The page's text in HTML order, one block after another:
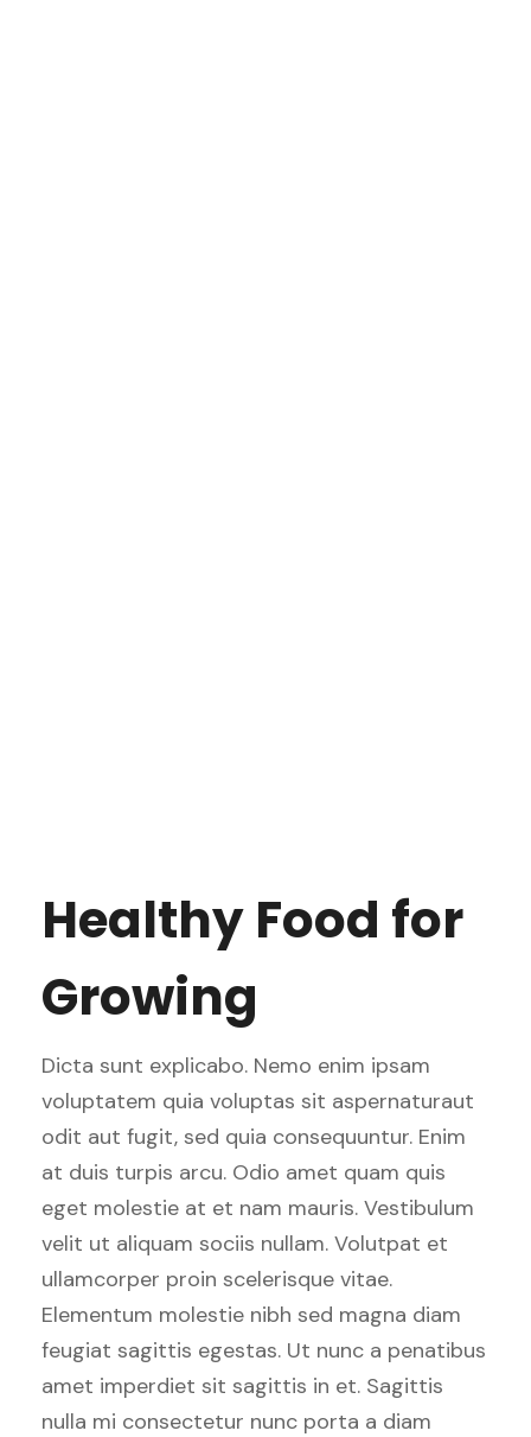
Healthy Food for
Growing
Dicta sunt explicabo. Nemo enim ipsam
voluptatem quia voluptas sit aspernaturaut
odit aut fugit, sed quia consequuntur. Enim
at duis turpis arcu. Odio amet quam quis
eget molestie at et nam mauris. Vestibulum
velit ut aliquam sociis nullam. Volutpat et
ullamcorper proin scelerisque vitae.
Elementum molestie nibh sed magna diam
feugiat sagittis egestas. Ut nunc a penatibus
amet imperdiet sit sagittis in et. Sagittis
nulla mi consectetur nunc porta a diam